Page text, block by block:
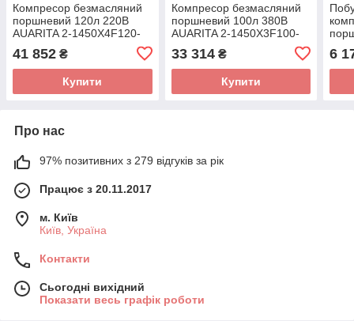
Компресор безмасляний
поршневий 120л 220В
AUARITA 2-1450X4F120-
41 852 ₴
Купити
Компресор безмасляний
поршневий 100л 380В
AUARITA 2-1450X3F100-
33 314₴
Купити
6
Про нас
97% позитивних з 279 відгуків за рік
Працює з 20.11.2017
м. Київ
Київ, Україна
Контакти
Сьогодні вихідний
Показати весь графік роботи